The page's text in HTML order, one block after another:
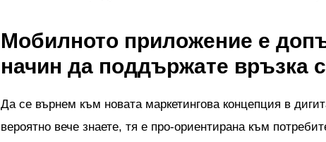
Мобилното приложение е
начин да поддържате връзка
Да се върнем към новата маркетингова концепция в
вероятно вече знаете, тя е про-ориентирана към